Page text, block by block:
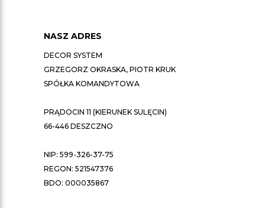
NASZ ADRES
DECOR SYSTEM
GRZEGORZ OKRASKA, PIOTR KRUK
SPÓŁKA KOMANDYTOWA
PRĄDOCIN 11 (KIERUNEK SULĘCIN)
66-446 DESZCZNO
NIP: 599-326-37-75
REGON: 521547376
BDO: 000035867